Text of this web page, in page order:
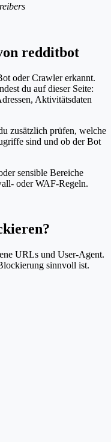
redditbot
oder Crawler erkannt.
du auf dieser Seite:
Aktivitätsdaten
zusätzlich prüfen, welche
sind und ob der Bot
sensible Bereiche
oder WAF-Regeln.
URLs und User-Agent.
sinnvoll ist.